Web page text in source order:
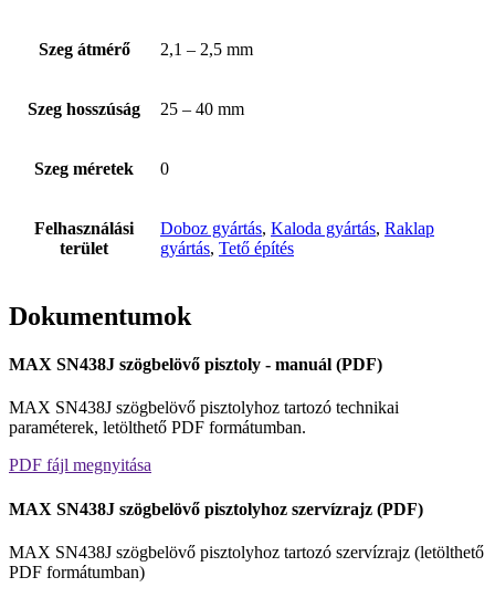
Szeg átmérő 2,1 – 2,5 mm
Szeg hosszúság 25 – 40 mm
Szeg méretek 0
Felhasználási
terület
Doboz gyártás, Kaloda gyártás, Raklap
gyártás, Tető építés
Dokumentumok
MAX SN438J szögbelövő pisztoly - manuál (PDF)
MAX SN438J szögbelövő pisztolyhoz tartozó technikai
paraméterek, letölthető PDF formátumban.
PDF fájl megnyitása
MAX SN438J szögbelövő pisztolyhoz szervízrajz (PDF)
MAX SN438J szögbelövő pisztolyhoz tartozó szervízrajz (letölthető
PDF formátumban)